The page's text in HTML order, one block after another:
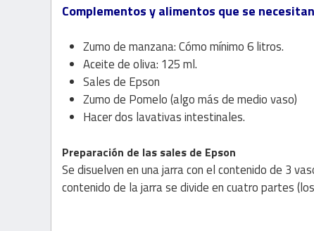
Complementos y alimentos que se
Zumo de manzana: Cómo mínimo 6 litros.
Aceite de oliva: 125 ml.
Sales de Epson
Zumo de Pomelo (algo más de medio vaso)
Hacer dos lavativas intestinales.
Preparación de las sales de Epson
Se disuelven en una jarra con el contenido de 3
contenido de la jarra se divide en cuatro partes